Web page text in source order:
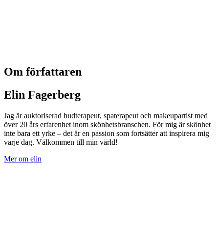
Om författaren
Elin Fagerberg
Jag är auktoriserad hudterapeut, spaterapeut och makeupartist med
över 20 års erfarenhet inom skönhetsbranschen. För mig är skönhet
inte bara ett yrke – det är en passion som fortsätter att inspirera mig
varje dag. Välkommen till min värld!
Mer om elin